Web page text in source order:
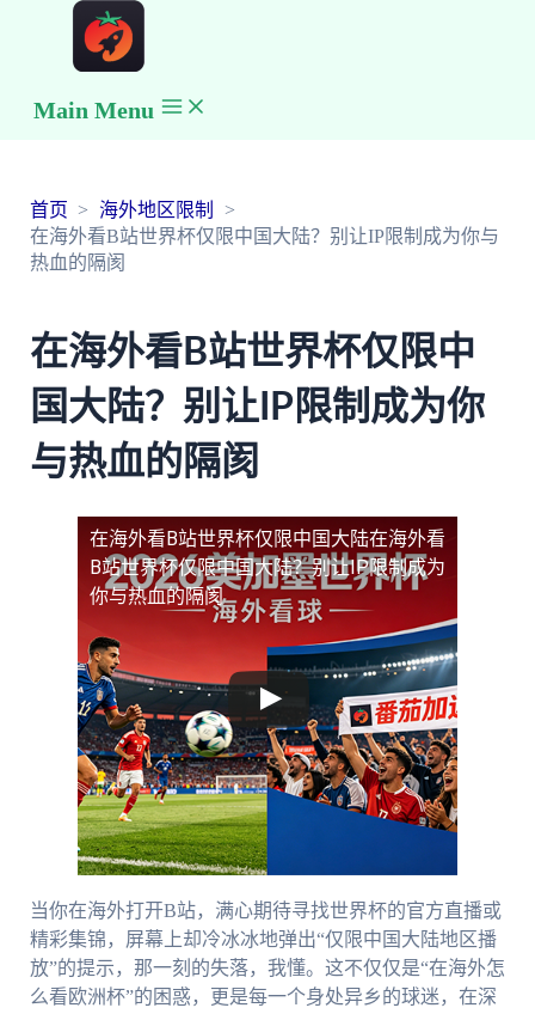
Main Menu
首页
海外地区限制
在海外看B站世界杯仅限中国大陆？别让IP限制成为你与
热血的隔阂
在海外看B站世界杯仅限中
国大陆？别让IP限制成为你
与热血的隔阂
在海外看B站世界杯仅限中国大陆在海外看
B站世界杯仅限中国大陆？别让IP限制成为
你与热血的隔阂
当你在海外打开B站，满心期待寻找世界杯的官方直播或
精彩集锦，屏幕上却冷冰冰地弹出“仅限中国大陆地区播
放”的提示，那一刻的失落，我懂。这不仅仅是“在海外怎
么看欧洲杯”的困惑，更是每一个身处异乡的球迷，在深